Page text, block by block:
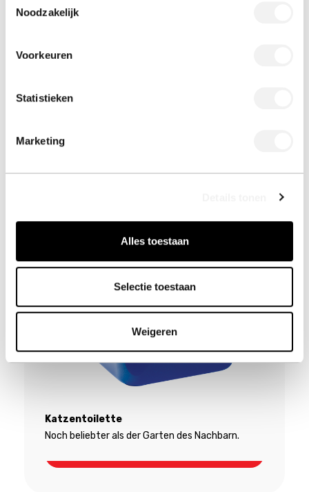
Noodzakelijk
Voorkeuren
Statistieken
Marketing
Alles toestaan
Selectie toestaan
Weigeren
BE-O-Bottle
Katzentoilette
Noch beliebter als der Garten des Nachbarn.